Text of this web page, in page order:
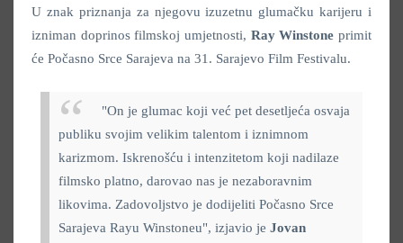
U znak priznanja za njegovu izuzetnu glumačku karijeru i
izniman doprinos filmskoj umjetnosti, Ray Winstone primit
će Počasno Srce Sarajeva na 31. Sarajevo Film Festivalu.
"On je glumac koji već pet desetljeća osvaja
publiku svojim velikim talentom i iznimnom
karizmom. Iskrenošću i intenzitetom koji nadilaze
filmsko platno, darovao nas je nezaboravnim
likovima. Zadovoljstvo je dodijeliti Počasno Srce
Sarajeva Rayu Winstoneu", izjavio je Jovan